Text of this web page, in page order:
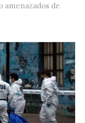
amenazados de